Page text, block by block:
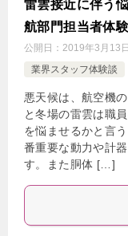
雷雲接近に伴う
航部門担当者体
公開日： 2019年3月13日
業界スタッフ体験談
悪天候は、航空機
と冬場の雷雲は職
を悩ませるかと言
番重要な動力や計
す。また胴体 […]